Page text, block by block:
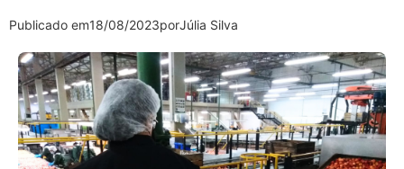
Publicado em18/08/2023porJúlia Silva